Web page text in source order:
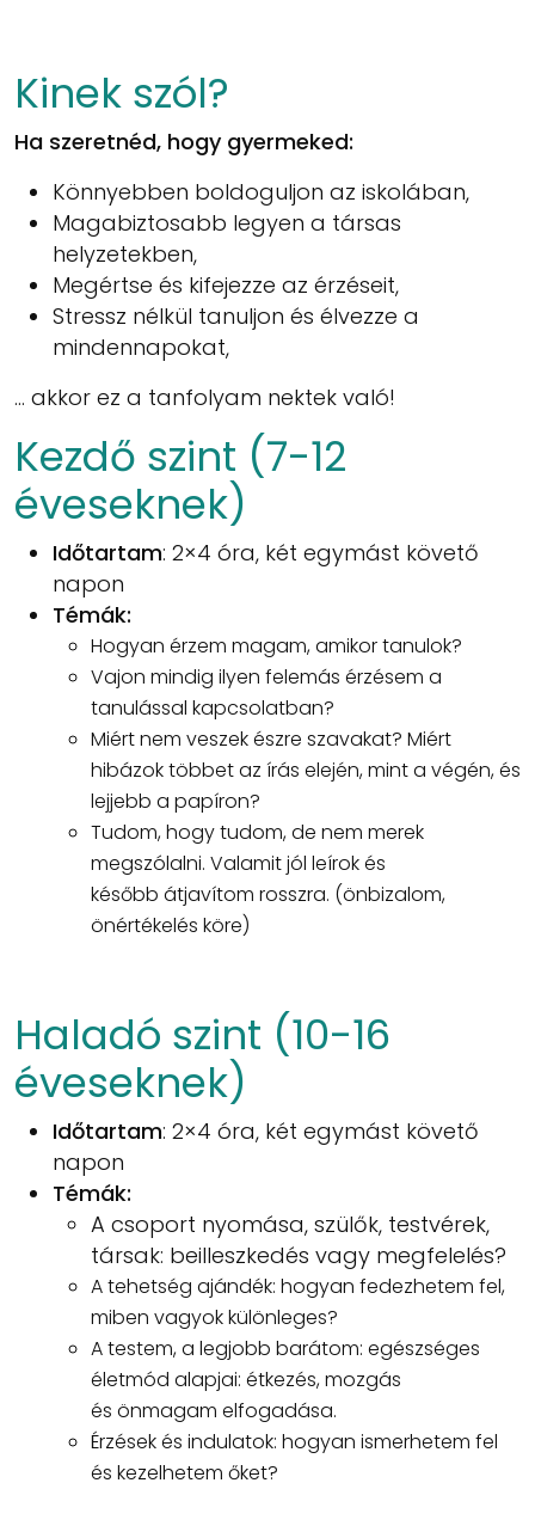
Kinek szól?
Ha szeretnéd, hogy gyermeked:
Könnyebben boldoguljon az iskolában,
Magabiztosabb legyen a társas
helyzetekben,
Megértse és kifejezze az érzéseit,
Stressz nélkül tanuljon és élvezze a
mindennapokat,
… akkor ez a tanfolyam nektek való!
Kezdő szint (7-12
éveseknek)
Időtartam: 2×4 óra, két egymást követő
napon
Témák:
Hogyan érzem magam, amikor tanulok?
Vajon mindig ilyen felemás érzésem a
tanulással kapcsolatban?
Miért nem veszek észre szavakat? Miért
hibázok többet az írás elején, mint a végén, és
lejjebb a papíron?
Tudom, hogy tudom, de nem merek
megszólalni. Valamit jól leírok és
később átjavítom rosszra. (önbizalom,
önértékelés köre)
Haladó szint (10-16
éveseknek)
Időtartam: 2×4 óra, két egymást követő
napon
Témák:
A csoport nyomása, szülők, testvérek,
társak: beilleszkedés vagy megfelelés?
A tehetség ajándék: hogyan fedezhetem fel,
miben vagyok különleges?
A testem, a legjobb barátom: egészséges
életmód alapjai: étkezés, mozgás
és önmagam elfogadása.
Érzések és indulatok: hogyan ismerhetem fel
és kezelhetem őket?